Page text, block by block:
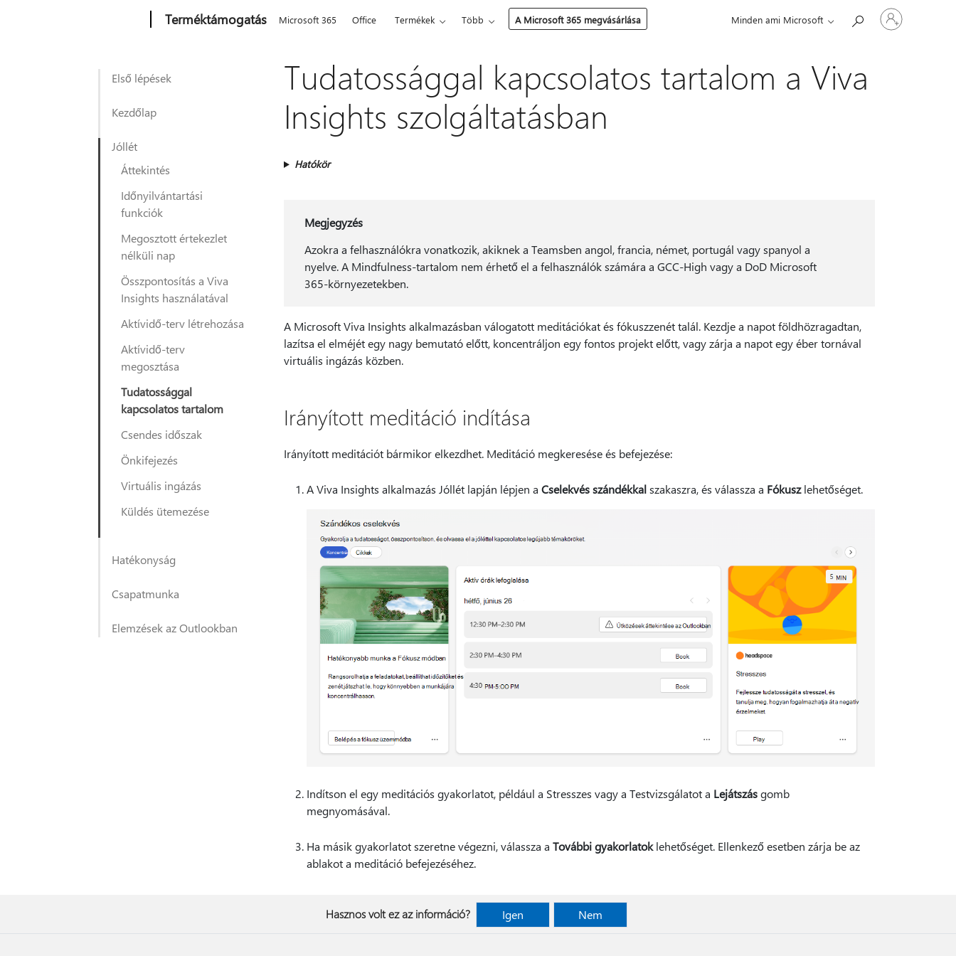
Terméktámogatás Microsoft 365 Office Termékek Több A Microsoft 365 megvásárlása Minden ami Microsoft
Jelentkezzen
be
Első lépések
Kezdőlap
Jóllét
Áttekintés
Időnyilvántartási
funkciók
Megosztott értekezlet
nélküli nap
Összpontosítás a Viva
Insights használatával
Aktívidő-terv létrehozása
Aktívidő-terv
megosztása
Tudatossággal
kapcsolatos tartalom
Csendes időszak
Önkifejezés
Virtuális ingázás
Küldés ütemezése
Hatékonyság
Csapatmunka
Elemzések az Outlookban
Tudatossággal kapcsolatos tartalom a Viva
Insights szolgáltatásban
Hatókör
Megjegyzés
Azokra a felhasználókra vonatkozik, akiknek a Teamsben angol, francia, német, portugál vagy spanyol a
nyelve. A Mindfulness-tartalom nem érhető el a felhasználók számára a GCC-High vagy a DoD Microsoft
365-környezetekben.
A Microsoft Viva Insights alkalmazásban válogatott meditációkat és fókuszzenét talál. Kezdje a napot földhözragadtan,
lazítsa el elméjét egy nagy bemutató előtt, koncentráljon egy fontos projekt előtt, vagy zárja a napot egy éber tornával
virtuális ingázás közben.
Irányított meditáció indítása
Irányított meditációt bármikor elkezdhet. Meditáció megkeresése és befejezése:
A Viva Insights alkalmazás Jóllét lapján lépjen a Cselekvés szándékkalszakaszra, és válassza a Fókuszlehetőséget.
Indítson el egy meditációs gyakorlatot, például a Stresszes vagy a Testvizsgálatot a Lejátszásgomb
megnyomásával.
Ha másik gyakorlatot szeretne végezni, válassza a További gyakorlatoklehetőséget. Ellenkező esetben zárja be az
ablakot a meditáció befejezéséhez.
Hasznos volt ez az információ? Igen Nem